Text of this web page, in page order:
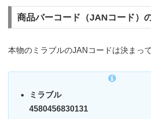
商品バーコード（JANコード）
本物のミラブルのJANコードは決まって
ミラブル
4580456830131